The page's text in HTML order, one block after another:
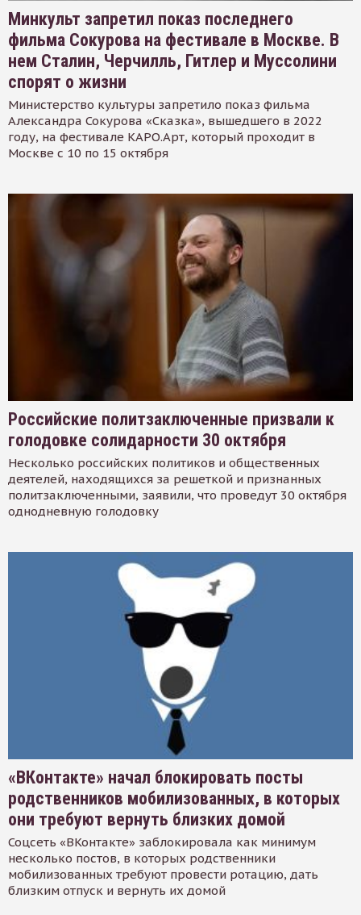
Минкульт запретил показ последнего
фильма Сокурова на фестивале в Москве. В
нем Сталин, Черчилль, Гитлер и Муссолини
спорят о жизни
Министерство культуры запретило показ фильма
Александра Сокурова «Сказка», вышедшего в 2022
году, на фестивале КАРО.Арт, который проходит в
Москве с 10 по 15 октября
Российские политзаключенные призвали к
голодовке солидарности 30 октября
Несколько российских политиков и общественных
деятелей, находящихся за решеткой и признанных
политзаключенными, заявили, что проведут 30 октября
однодневную голодовку
«ВКонтакте» начал блокировать посты
родственников мобилизованных, в которых
они требуют вернуть близких домой
Соцсеть «ВКонтакте» заблокировала как минимум
несколько постов, в которых родственники
мобилизованных требуют провести ротацию, дать
близким отпуск и вернуть их домой